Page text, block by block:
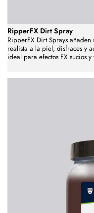
RipperFX Dirt Spray
RipperFX Dirt Sprays
realista a la piel, disfraces y
ideal para efectos FX sucios y